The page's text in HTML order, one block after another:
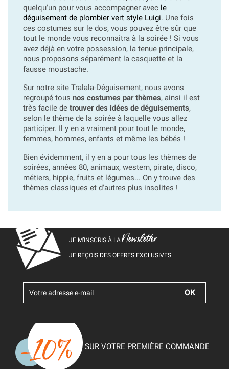
quelqu'un pour vous accompagner avec le
déguisement de plombier vert style Luigi. Une fois
ces costumes sur le dos, vous pouvez être sûr que
tout le monde vous reconnaitra à la soirée ! Si vous
avez déjà en votre possession, la tenue principale,
nous proposons séparément la casquette et la
fausse moustache.
Sur notre site Tralala-Déguisement, nous avons
regroupé tous nos costumes par thèmes, ainsi il est
très facile de trouver des idées de déguisements,
selon le thème de la soirée à laquelle vous allez
participer. Il y en a vraiment pour tout le monde,
femmes, hommes, enfants et même les bébés !
Bien évidemment, il y en a pour tous les thèmes de
soirées, années 80, animaux, western, pirate, disco,
métiers, hippie, fruits et légumes... On y trouve des
thèmes classiques et d'autres plus insolites !
JE M’INSCRIS À LANewsletter
JE REÇOIS DES OFFRES EXCLUSIVES
SUR VOTRE PREMIÈRE COMMANDE